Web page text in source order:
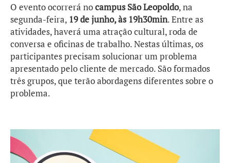
O evento ocorrerá nocampus São Leopoldo, na
segunda-feira, 19 de junho, às 19h30min. Entre as
atividades, haverá uma atração cultural, roda de
conversa e oficinas de trabalho. Nestas últimas, os
participantes precisam solucionar um problema
apresentado pelo cliente de mercado. São formados
três grupos, que terão abordagens diferentes sobre o
problema.